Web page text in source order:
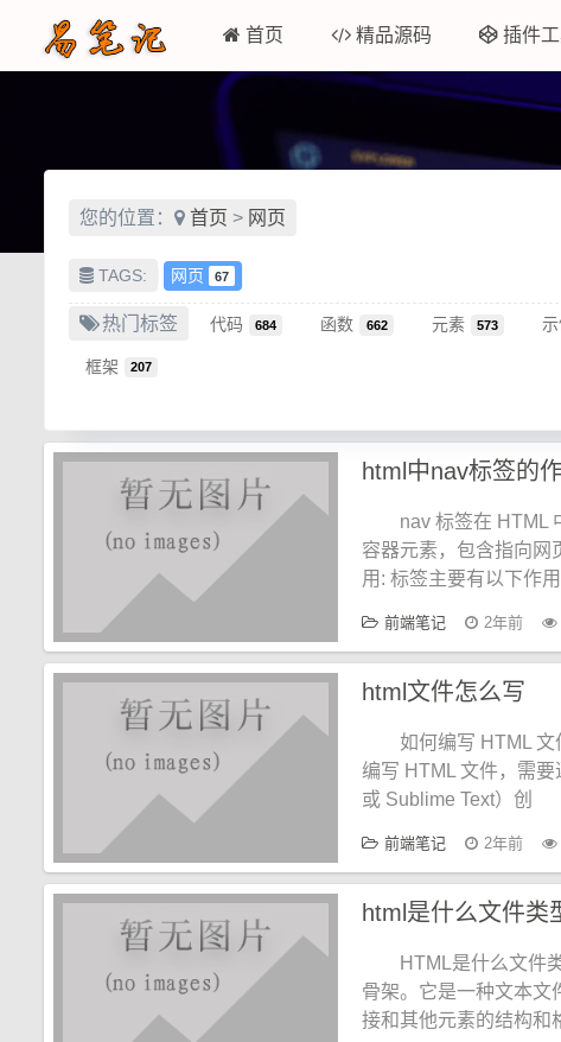
首页 精品源码 插件
您的位置： 首页 > 网页
TAGS: 网页 67
热门标签 代码 684 函数 662 元素 573 示
框架 207
html中nav标签的
nav 标签在 HTML
容器元素，包含指向网
用: 标签主要有以下作
前端笔记 2年前
html文件怎么写
如何编写 HTML
编写 HTML 文件，需
或 Sublime Text）创
前端笔记 2年前
html是什么文件类
HTML是什么文件
骨架。它是一种文本文
接和其他元素的结构和